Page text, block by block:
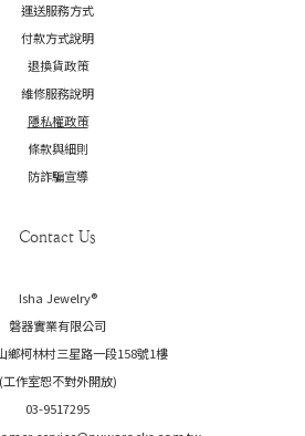
運送服務方式
付款方式說明
退換貨政策
維修服務說明
隱私權政策
條款與細則
防詐騙宣導
Contact Us
Isha Jewelry®️
磐器實業有限公司
鄉柯林村三星路一段158號1樓
(工作室恕不對外開放)
03-9517295